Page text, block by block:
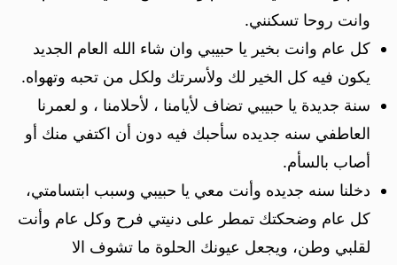
وانت روحا تسكنني.
كل عام وانت بخير يا حبيبي وان شاء الله العام الجديد
يكون فيه كل الخير لك ولأسرتك ولكل من تحبه وتهواه.
سنة جديدة يا حبيبي تضاف لأيامنا ، لأحلامنا ، و لعمرنا
العاطفي سنه جديده سأحبك فيه دون أن اكتفي منك أو
أصاب بالسأم.
دخلنا سنه جديده وأنت معي يا حبيبي وسبب ابتسامتي،
كل عام وضحكتك تمطر على دنيتي فرح وكل عام وأنت
لقلبي وطن، ويجعل عيونك الحلوة ما تشوف الا